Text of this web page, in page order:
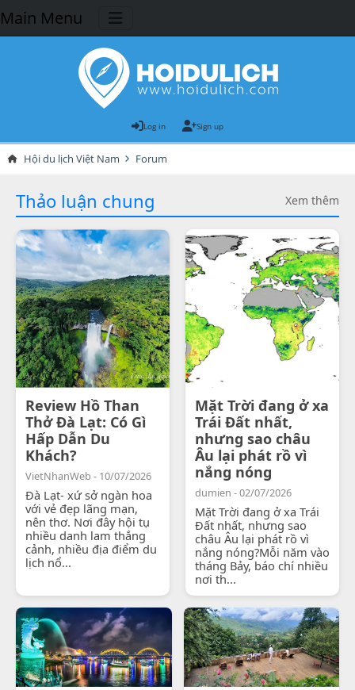
Main Menu
Log in Sign up
Hội du lịch Việt Nam Forum
Thảo luận chung Xem thêm
Review Hồ Than
Thở Đà Lạt: Có Gì
Hấp Dẫn Du
Khách?
VietNhanWeb - 10/07/2026
Đà Lạt- xứ sở ngàn hoa
với vẻ đẹp lãng mạn,
nên thơ. Nơi đây hội tụ
nhiều danh lam thắng
cảnh, nhiều địa điểm du
lịch nổ...
Mặt Trời đang ở xa
Trái Đất nhất,
nhưng sao châu
Âu lại phát rồ vì
nắng nóng
dumien - 02/07/2026
Mặt Trời đang ở xa Trái
Đất nhất, nhưng sao
châu Âu lại phát rồ vì
nắng nóng?Mỗi năm vào
tháng Bảy, báo chí nhiều
nơi th...